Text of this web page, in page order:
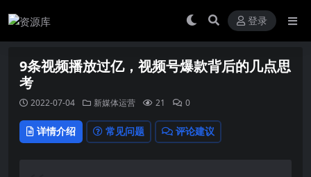
登录
9条视频播放过亿，视频号爆款背后的几点思
考
2022-07-04 新媒体运营 21 0
详情介绍 常见问题 评论建议